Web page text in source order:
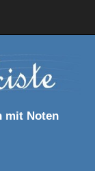
mit Noten